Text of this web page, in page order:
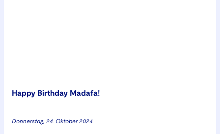
Happy Birthday Madafa!
Donnerstag, 24. Oktober 2024